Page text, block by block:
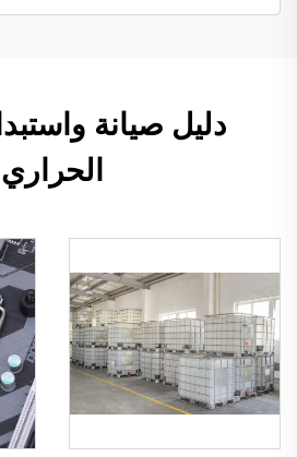
دليل صيانة
الحراري